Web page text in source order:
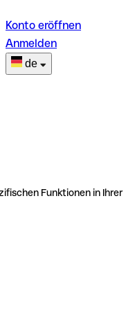
Konto eröffnen
Anmelden
de
Funktionen in Ihrer